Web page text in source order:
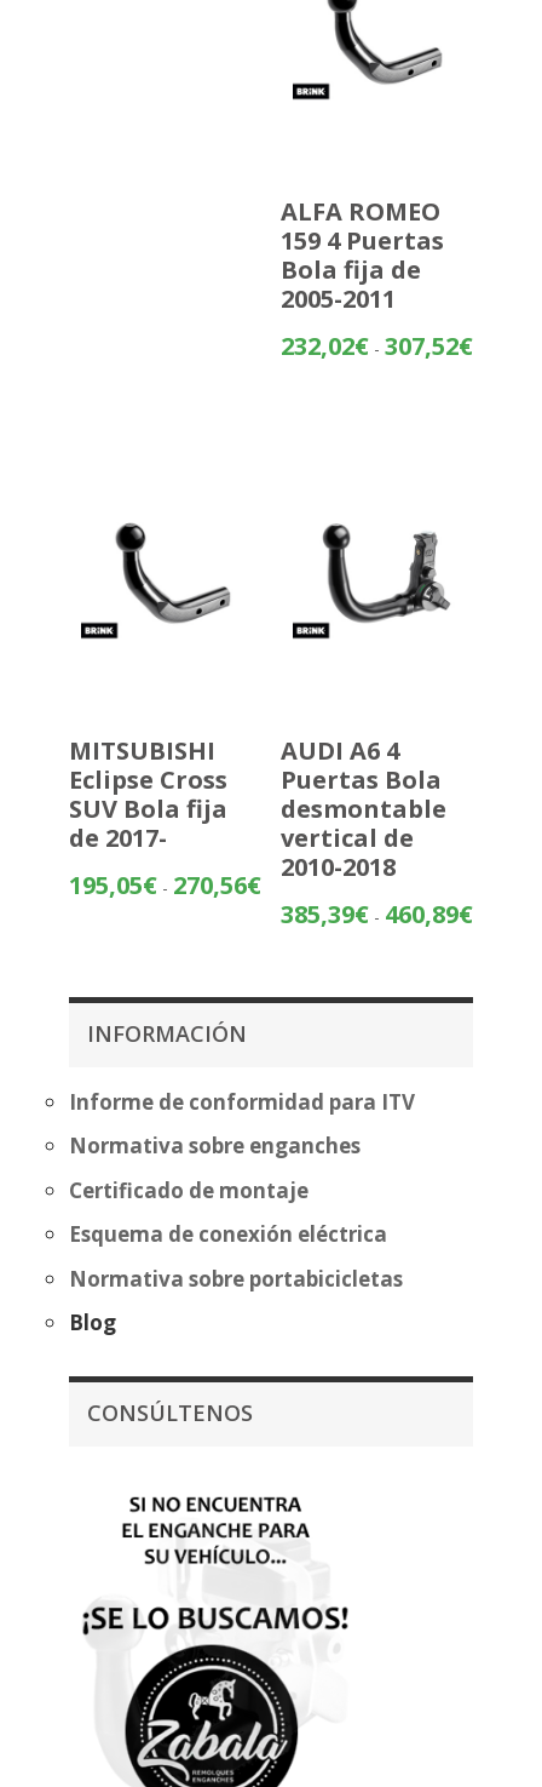
ALFA ROMEO
159 4 Puertas
Bola fija de
2005-2011
232,02€ - 307,52€Rango
MITSUBISHI
Eclipse Cross
SUV Bola fija
de 2017-
195,05€ - 270,56€Rango
AUDI A6 4
Puertas Bola
desmontable
vertical de
2010-2018
385,39€ - 460,89€Rango
INFORMACIÓN
Informe de conformidad para ITV
Normativa sobre enganches
Certificado de montaje
Esquema de conexión eléctrica
Normativa sobre portabicicletas
Blog
CONSÚLTENOS